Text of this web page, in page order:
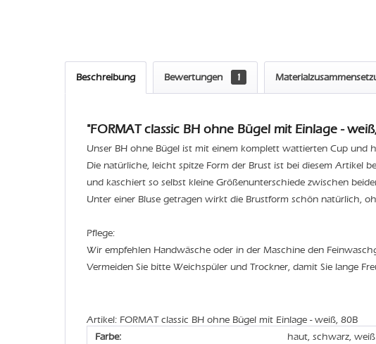
Beschreibung Bewertungen 1
"FORMAT classic BH ohne Bügel mit Einlage -
Unser BH ohne Bügel ist mit einem komplett wattierten Cup und
Die natürliche, leicht spitze Form der Brust ist bei diesem Artikel
und kaschiert so selbst kleine Größenunterschiede zwischen
Unter einer Bluse getragen wirkt die Brustform schön natürlich,
Pflege:
Wir empfehlen Handwäsche oder in der Maschine den
Vermeiden Sie bitte Weichspüler und Trockner, damit Sie lange
Artikel: FORMAT classic BH ohne Bügel mit Einlage - weiß, 80B
Farbe:
haut, schwarz, weiß